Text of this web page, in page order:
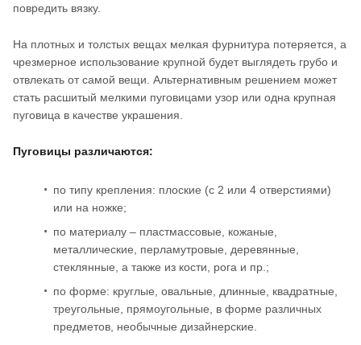
повредить вязку.
На плотных и толстых вещах мелкая фурнитура потеряется, а
чрезмерное использование крупной будет выглядеть грубо и
отвлекать от самой вещи. Альтернативным решением может
стать расшитый мелкими пуговицами узор или одна крупная
пуговица в качестве украшения.
Пуговицы различаются:
по типу крепления: плоские (с 2 или 4 отверстиями)
или на ножке;
по материалу – пластмассовые, кожаные,
металлические, перламутровые, деревянные,
стеклянные, а также из кости, рога и пр.;
по форме: круглые, овальные, длинные, квадратные,
треугольные, прямоугольные, в форме различных
предметов, необычные дизайнерские.